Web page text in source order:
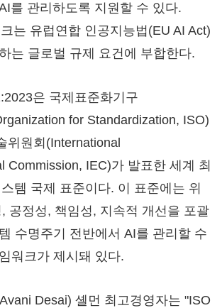
를 관리하도록 지원할 수 있다.
는 유럽연합 인공지능법(EU AI Act)
는 글로벌 규제 요건에 부합한다.
은 국제표준화기구
for Standardization, ISO)
위원회(International
Commission, IEC)가 발표한 세계 최
템 국제 표준이다. 이 표준에는 위
공정성, 책임성, 지속적 개선을 포괄
수명주기 전반에서 AI를 관리할 수
워크가 제시돼 있다.
Desai) 셸먼 최고경영자는 "ISO